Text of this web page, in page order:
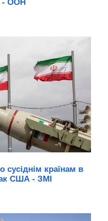
- ООН
сусіднім країнам в
США - ЗМІ